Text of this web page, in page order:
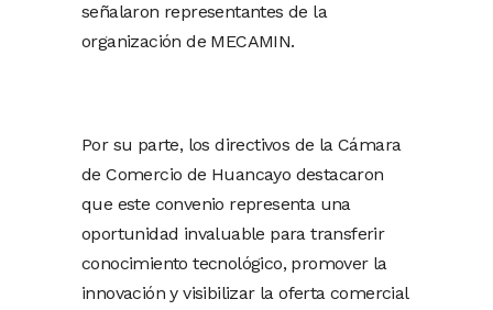
señalaron representantes de la
organización de MECAMIN.
Por su parte, los directivos de la Cámara
de Comercio de Huancayo destacaron
que este convenio representa una
oportunidad invaluable para transferir
conocimiento tecnológico, promover la
innovación y visibilizar la oferta comercial